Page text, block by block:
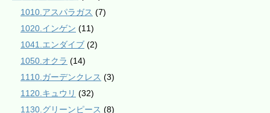
1010.アスパラガス (7)
1020.インゲン (11)
1041.エンダイブ (2)
1050.オクラ (14)
1110.ガーデンクレス (3)
1120.キュウリ (32)
1130.グリーンピース (8)